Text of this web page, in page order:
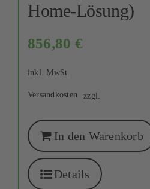
Home-Lösung)
856,80 €
inkl. MwSt.
zzgl.
Versandkosten
In den Warenkorb
Details